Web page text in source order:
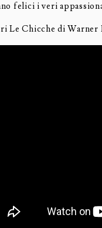
felici i veri
Le Chicche di Warner